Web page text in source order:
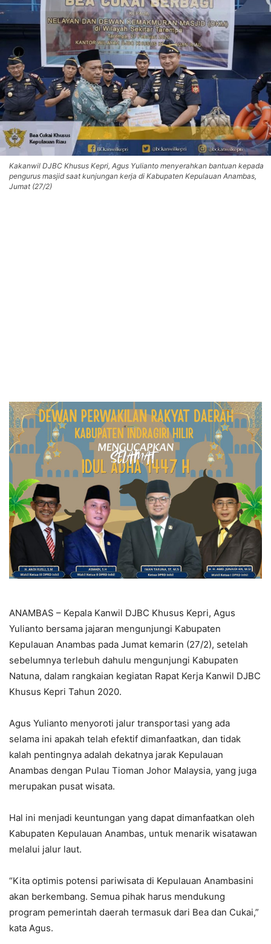
Kakanwil DJBC Khusus Kepri, Agus Yulianto menyerahkan bantuan kepada
pengurus masjid saat kunjungan kerja di Kabupaten Kepulauan Anambas,
Jumat (27/2)
ANAMBAS – Kepala Kanwil DJBC Khusus Kepri, Agus
Yulianto bersama jajaran mengunjungi Kabupaten
Kepulauan Anambas pada Jumat kemarin (27/2), setelah
sebelumnya terlebuh dahulu mengunjungi Kabupaten
Natuna, dalam rangkaian kegiatan Rapat Kerja Kanwil DJBC
Khusus Kepri Tahun 2020.
Agus Yulianto menyoroti jalur transportasi yang ada
selama ini apakah telah efektif dimanfaatkan, dan tidak
kalah pentingnya adalah dekatnya jarak Kepulauan
Anambas dengan Pulau Tioman Johor Malaysia, yang juga
merupakan pusat wisata.
Hal ini menjadi keuntungan yang dapat dimanfaatkan oleh
Kabupaten Kepulauan Anambas, untuk menarik wisatawan
melalui jalur laut.
“Kita optimis potensi pariwisata di Kepulauan Anambasini
akan berkembang. Semua pihak harus mendukung
program pemerintah daerah termasuk dari Bea dan Cukai,”
kata Agus.